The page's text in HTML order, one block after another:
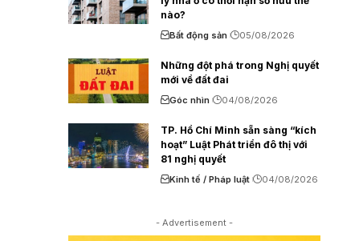
nào?
Bất động sản 05/08/2026
Những đột phá trong Nghị quyết
mới về đất đai
Góc nhìn 04/08/2026
TP. Hồ Chí Minh sẵn sàng “kích
hoạt” Luật Phát triển đô thị với
81 nghị quyết
Kinh tế / Pháp luật 04/08/2026
- Advertisement -